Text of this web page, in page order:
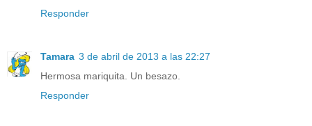
Responder
Tamara 3 de abril de 2013 a las 22:27
Hermosa mariquita. Un besazo.
Responder